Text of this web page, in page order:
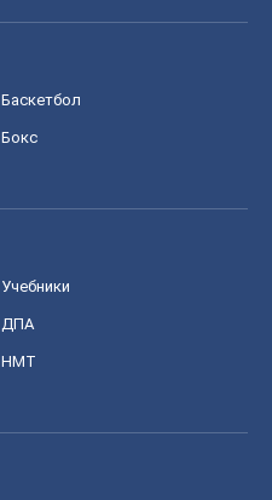
Баскетбол
Бокс
Учебники
ДПА
НМТ